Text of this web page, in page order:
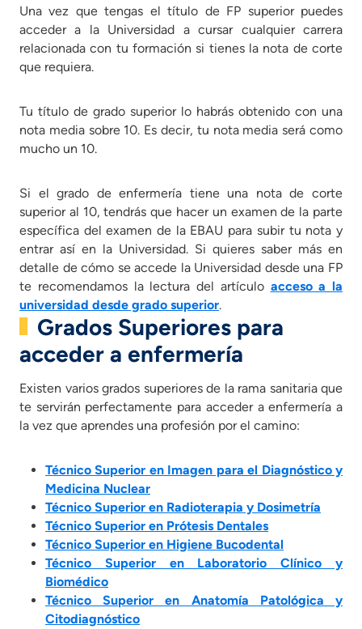
Una vez que tengas el título de FP superior puedes
acceder a la Universidad a cursar cualquier carrera
relacionada con tu formación si tienes la nota de corte
que requiera.
Tu título de grado superior lo habrás obtenido con una
nota media sobre 10. Es decir, tu nota media será como
mucho un 10.
Si el grado de enfermería tiene una nota de corte
superior al 10, tendrás que hacer un examen de la parte
específica del examen de la EBAU para subir tu nota y
entrar así en la Universidad. Si quieres saber más en
detalle de cómo se accede la Universidad desde una FP
te recomendamos la lectura del artículo acceso a la
universidad desde grado superior.
Grados Superiores para
acceder a enfermería
Existen varios grados superiores de la rama sanitaria que
te servirán perfectamente para acceder a enfermería a
la vez que aprendes una profesión por el camino:
Técnico Superior en Imagen para el Diagnóstico y
Medicina Nuclear
Técnico Superior en Radioterapia y Dosimetría
Técnico Superior en Prótesis Dentales
Técnico Superior en Higiene Bucodental
Técnico Superior en Laboratorio Clínico y
Biomédico
Técnico Superior en Anatomía Patológica y
Citodiagnóstico